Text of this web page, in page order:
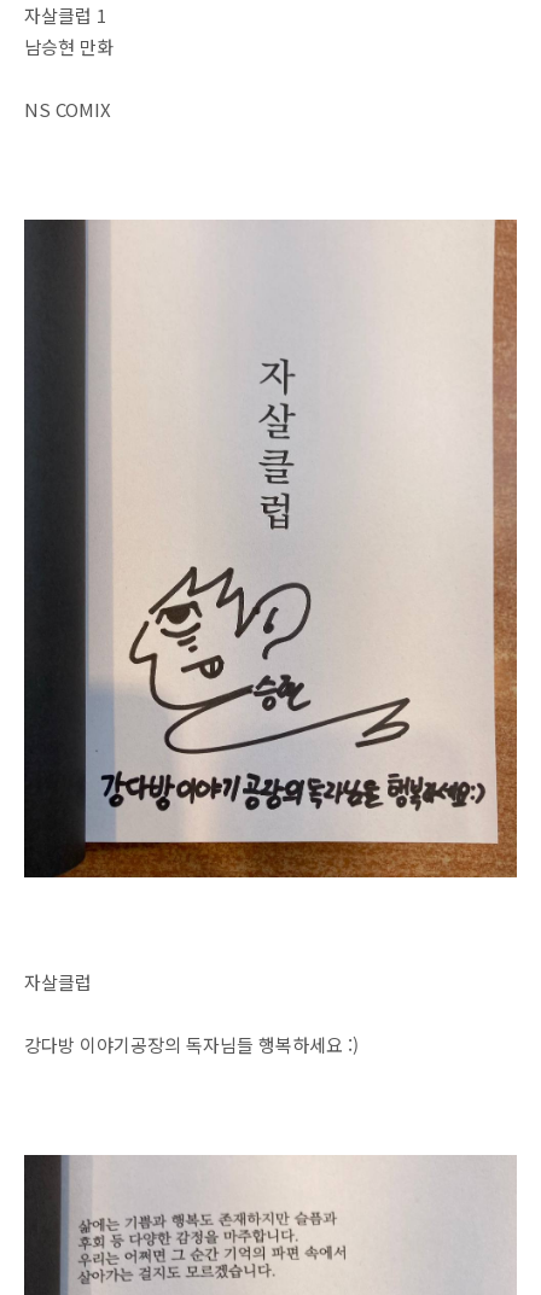
자살클럽 1
남승현 만화
NS COMIX
자살클럽
강다방 이야기공장의 독자님들 행복하세요 :)